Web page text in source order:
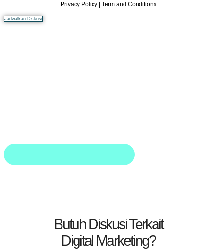
Privacy Policy | Term and Conditions
Jadwalkan Diskusi
Butuh Diskusi Terkait
Digital Marketing?